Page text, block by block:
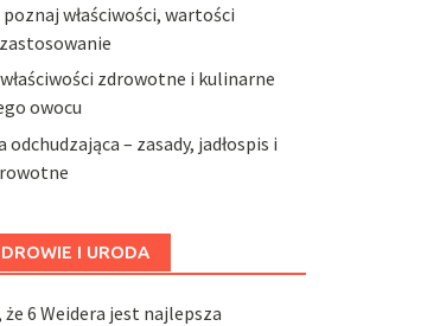
właściwości, wartości
zdrowotne i kulinarne
owocu
– zasady, jadłospis i
I URODA
że 6 Weidera jest najlepsza